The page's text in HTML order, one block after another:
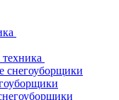
снегоуборщики